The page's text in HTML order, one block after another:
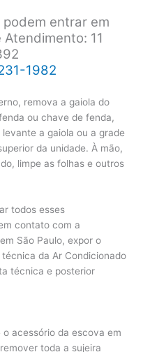
entrar em
11
1982
remova a gaiola do
ou chave de fenda,
a gaiola ou a grade
da unidade. À mão,
limpe as folhas e outros
todos esses
contato com a
São Paulo, expor o
da Ar Condicionado
técnica e posterior
acessório da escova em
toda a sujeira